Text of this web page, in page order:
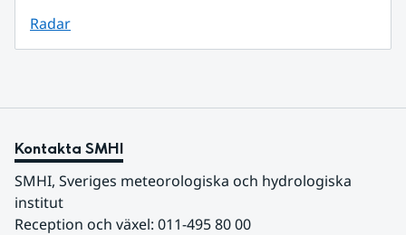
Radar
Kontakta SMHI
SMHI, Sveriges meteorologiska och hydrologiska
institut
Reception och växel: 011-495 80 00